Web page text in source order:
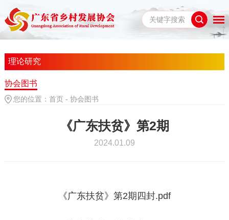
理论研究
协会图书
您的位置： 首页 - 协会图书
《广东扶贫》第2期
2024.01.09
《广东扶贫》第2期四封.pdf